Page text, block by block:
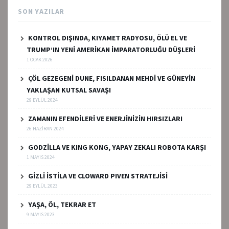
SON YAZILAR
KONTROL DIŞINDA, KIYAMET RADYOSU, ÖLÜ EL VE
TRUMP’IN YENİ AMERİKAN İMPARATORLUĞU DÜŞLERİ
1 OCAK 2026
ÇÖL GEZEGENİ DUNE, FISILDANAN MEHDİ VE GÜNEYİN
YAKLAŞAN KUTSAL SAVAŞI
29 EYLÜL 2024
ZAMANIN EFENDİLERİ VE ENERJİNİZİN HIRSIZLARI
26 HAZIRAN 2024
GODZİLLA VE KING KONG, YAPAY ZEKALI ROBOTA KARŞI
1 MAYIS 2024
GİZLİ İSTİLA VE CLOWARD PIVEN STRATEJİSİ
29 EYLÜL 2023
YAŞA, ÖL, TEKRAR ET
9 MAYIS 2023